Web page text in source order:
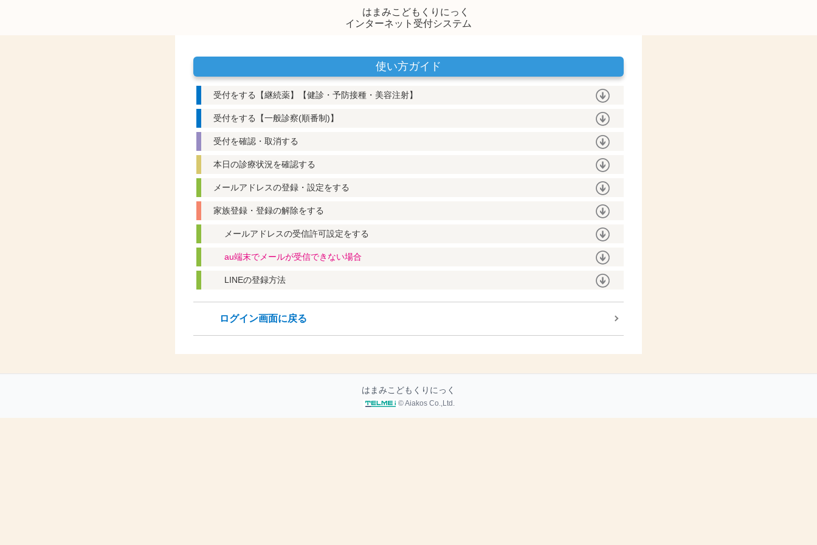
はまみこどもくりにっく
インターネット受付システム
使い方ガイド
受付をする【継続薬】【健診・予防接種・美容注射】
受付をする【一般診察(順番制)】
受付を確認・取消する
本日の診療状況を確認する
メールアドレスの登録・設定をする
家族登録・登録の解除をする
メールアドレスの受信許可設定をする
au端末でメールが受信できない場合
LINEの登録方法
ログイン画面に戻る
はまみこどもくりにっく
© Aiakos Co.,Ltd.